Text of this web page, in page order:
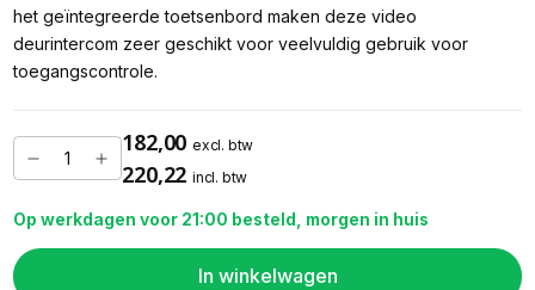
het geïntegreerde toetsenbord maken deze video
deurintercom zeer geschikt voor veelvuldig gebruik voor
toegangscontrole.
182,00 excl. btw
220,22 incl. btw
Op werkdagen voor 21:00 besteld, morgen in huis
In winkelwagen